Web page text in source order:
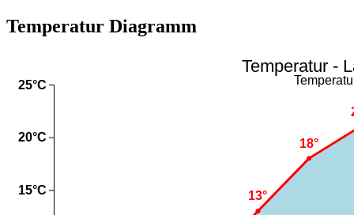
Temperatur Diagramm